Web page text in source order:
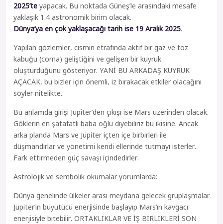
2025’te yapacak. Bu noktada Güneş’le arasındaki mesafe
yaklaşık 1.4 astronomik birim olacak.
Dünya’ya en çok yaklaşacağı tarih ise 19 Aralık 2025.
Yapılan gözlemler, cismin etrafında aktif bir gaz ve toz
kabuğu (coma) geliştiğini ve gelişen bir kuyruk
oluşturduğunu gösteriyor. YANİ BU ARKADAŞ KUYRUK
AÇACAK, bu bizler için önemli, iz bırakacak etkiler olacağını
söyler nitelikte.
Bu anlamda girişi Jüpiter’den çıkışı ise Mars üzerinden olacak.
Göklerin en şatafatlı baba oğlu diyebiliriz bu ikisine. Ancak
arka planda Mars ve Jüpiter içten içe birbirleri ile
düşmandırlar ve yönetimi kendi ellerinde tutmayı isterler.
Fark ettirmeden güç savaşı içindedirler.
Astrolojik ve sembolik okumalar yorumlarda:
Dünya genelinde ülkeler arası meydana gelecek gruplaşmalar
Jüpiter’in büyütücü enerjisinde başlayıp Mars’ın kavgacı
enerjisiyle bitebilir. ORTAKLIKLAR VE İŞ BİRLİKLERİ SON